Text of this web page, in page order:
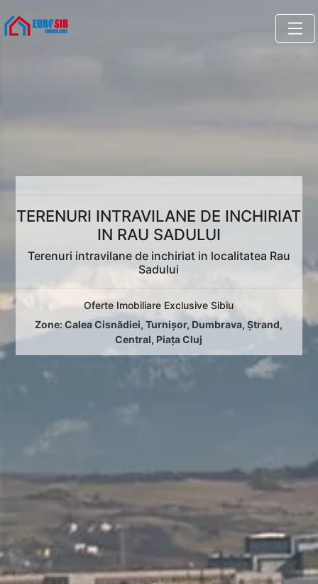
TERENURI INTRAVILANE DE INCHIRIAT
IN RAU SADULUI
Terenuri intravilane de inchiriat in localitatea Rau
Sadului
Oferte Imobiliare Exclusive Sibiu
Zone:Calea Cisnădiei,Turnișor, Dumbrava,Ștrand,
Central, Piața Cluj